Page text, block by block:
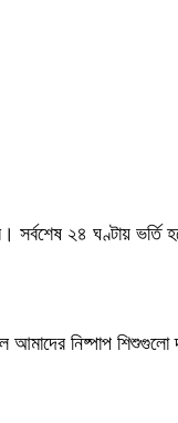
সর্বশেষ ২৪ ঘণ্টায়
আমাদের নিষ্পাপ